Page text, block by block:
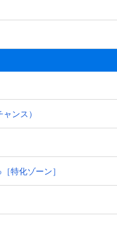
ンス）
特化ゾーン］